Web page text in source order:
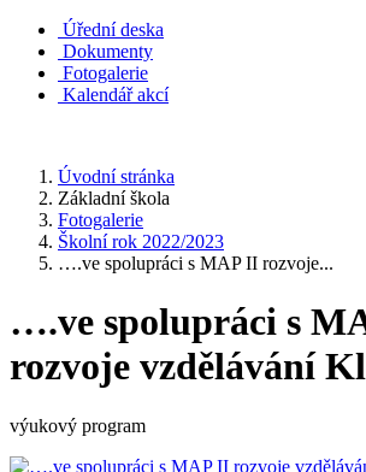
Úřední deska
Dokumenty
Fotogalerie
Kalendář akcí
Úvodní stránka
Základní škola
Fotogalerie
Školní rok 2022/2023
….ve spolupráci s MAP II rozvoje...
….ve spolupráci s
rozvoje vzdělávání
výukový program